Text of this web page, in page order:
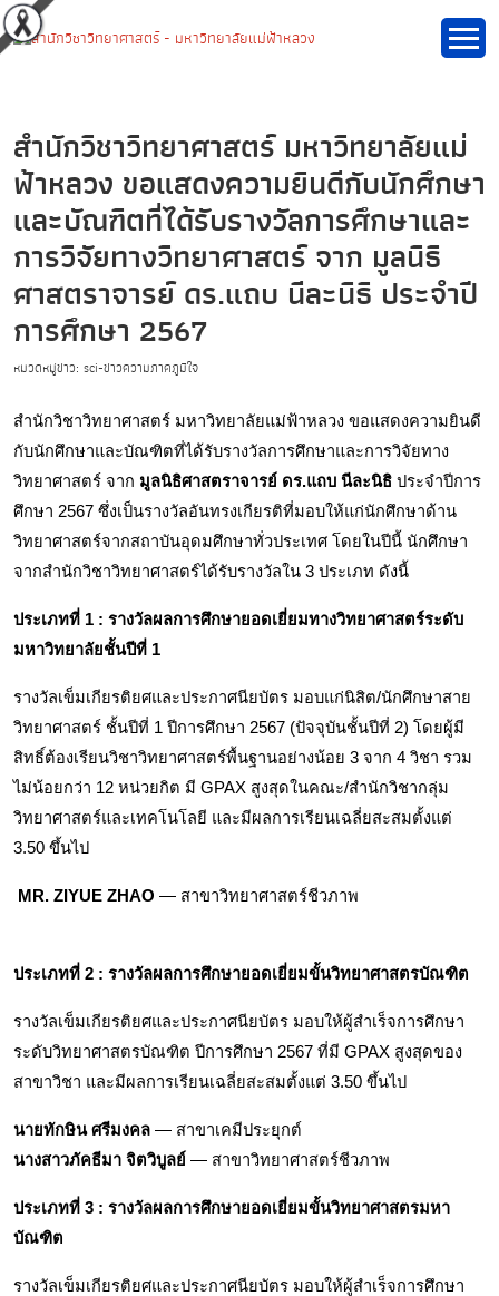
สำนักวิชาวิทยาศาสตร์ มหาวิทยาลัยแม่
ฟ้าหลวง ขอแสดงความยินดีกับนักศึกษา
และบัณฑิตที่ได้รับรางวัลการศึกษาและ
การวิจัยทางวิทยาศาสตร์ จาก มูลนิธิ
ศาสตราจารย์ ดร.แถบ นีละนิธิ ประจำปี
การศึกษา 2567
หมวดหมู่ข่าว: sci-ข่าวความภาคภูมิใจ
สำนักวิชาวิทยาศาสตร์ มหาวิทยาลัยแม่ฟ้าหลวง ขอแสดงความยินดี
กับนักศึกษาและบัณฑิตที่ได้รับรางวัลการศึกษาและการวิจัยทาง
วิทยาศาสตร์ จาก มูลนิธิศาสตราจารย์ ดร.แถบ นีละนิธิ ประจำปีการ
ศึกษา 2567 ซึ่งเป็นรางวัลอันทรงเกียรติที่มอบให้แก่นักศึกษาด้าน
วิทยาศาสตร์จากสถาบันอุดมศึกษาทั่วประเทศ โดยในปีนี้ นักศึกษา
จากสำนักวิชาวิทยาศาสตร์ได้รับรางวัลใน 3 ประเภท ดังนี้
ประเภทที่ 1 : รางวัลผลการศึกษายอดเยี่ยมทางวิทยาศาสตร์ระดับ
มหาวิทยาลัยชั้นปีที่ 1
รางวัลเข็มเกียรติยศและประกาศนียบัตร มอบแก่นิสิต/นักศึกษาสาย
วิทยาศาสตร์ ชั้นปีที่ 1 ปีการศึกษา 2567 (ปัจจุบันชั้นปีที่ 2) โดยผู้มี
สิทธิ์ต้องเรียนวิชาวิทยาศาสตร์พื้นฐานอย่างน้อย 3 จาก 4 วิชา รวม
ไม่น้อยกว่า 12 หน่วยกิต มี GPAX สูงสุดในคณะ/สำนักวิชากลุ่ม
วิทยาศาสตร์และเทคโนโลยี และมีผลการเรียนเฉลี่ยสะสมตั้งแต่
3.50 ขึ้นไป
MR. ZIYUE ZHAO — สาขาวิทยาศาสตร์ชีวภาพ
ประเภทที่ 2 : รางวัลผลการศึกษายอดเยี่ยมขั้นวิทยาศาสตรบัณฑิต
รางวัลเข็มเกียรติยศและประกาศนียบัตร มอบให้ผู้สำเร็จการศึกษา
ระดับวิทยาศาสตรบัณฑิต ปีการศึกษา 2567 ที่มี GPAX สูงสุดของ
สาขาวิชา และมีผลการเรียนเฉลี่ยสะสมตั้งแต่ 3.50 ขึ้นไป
นายทักษิน ศรีมงคล — สาขาเคมีประยุกต์
นางสาวภัคธีมา จิตวิบูลย์ — สาขาวิทยาศาสตร์ชีวภาพ
ประเภทที่ 3 : รางวัลผลการศึกษายอดเยี่ยมขั้นวิทยาศาสตรมหา
บัณฑิต
รางวัลเข็มเกียรติยศและประกาศนียบัตร มอบให้ผู้สำเร็จการศึกษา